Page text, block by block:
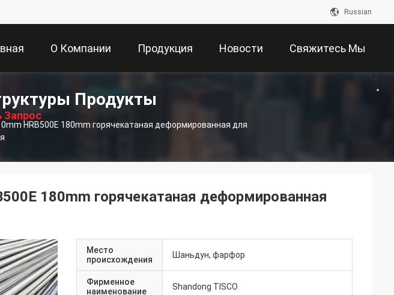
Russian
О Компании Продукция Новости Свяжитесь Мы
Запрос
Продукты
HRB500E 180mm горячекатаная деформированная для
180mm горячекатаная деформированная
Место
происхождения
Шаньдун, фарфор
Фирменное
наименование
Shandong TISCO